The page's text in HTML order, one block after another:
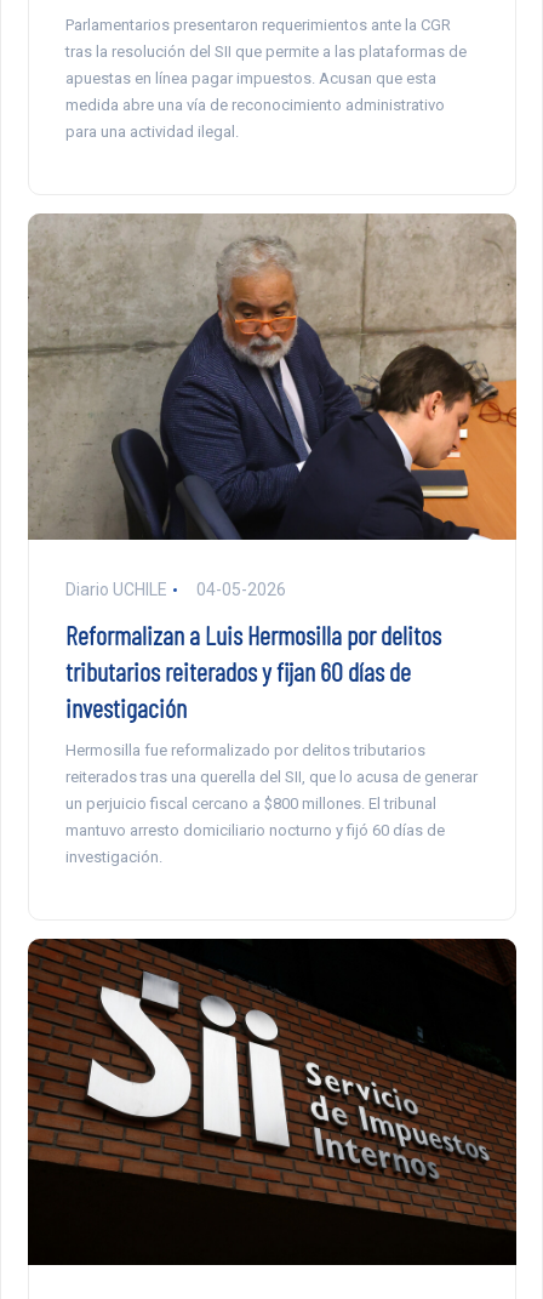
Parlamentarios presentaron requerimientos ante la CGR
tras la resolución del SII que permite a las plataformas de
apuestas en línea pagar impuestos. Acusan que esta
medida abre una vía de reconocimiento administrativo
para una actividad ilegal.
Diario UCHILE 04-05-2026
Reformalizan a Luis Hermosilla por delitos
tributarios reiterados y fijan 60 días de
investigación
Hermosilla fue reformalizado por delitos tributarios
reiterados tras una querella del SII, que lo acusa de generar
un perjuicio fiscal cercano a $800 millones. El tribunal
mantuvo arresto domiciliario nocturno y fijó 60 días de
investigación.